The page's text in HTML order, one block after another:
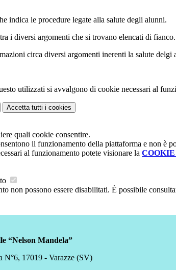
indica le procedure legate alla salute degli alunni.
i diversi argomenti che si trovano elencati di fianco.
circa diversi argomenti inerenti la salute delgi
utilizzati si avvalgono di cookie necessari al
Accetta tutti i cookies
quali cookie consentire.
il funzionamento della piattaforma e non è
al funzionamento potete visionare la
non possono essere disabilitati. È possibile
“Nelson Mandela”
N°6, 17019 - Varazze (SV)